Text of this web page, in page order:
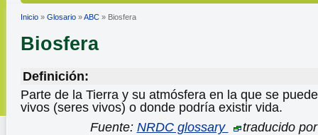
Inicio » Glosario »ABC » Biosfera
Biosfera
Definición:
Parte de la Tierra y su atmósfera en la que se
vivos (seres vivos) o donde podría existir vida.
Fuente: NRDC glossary
traducido